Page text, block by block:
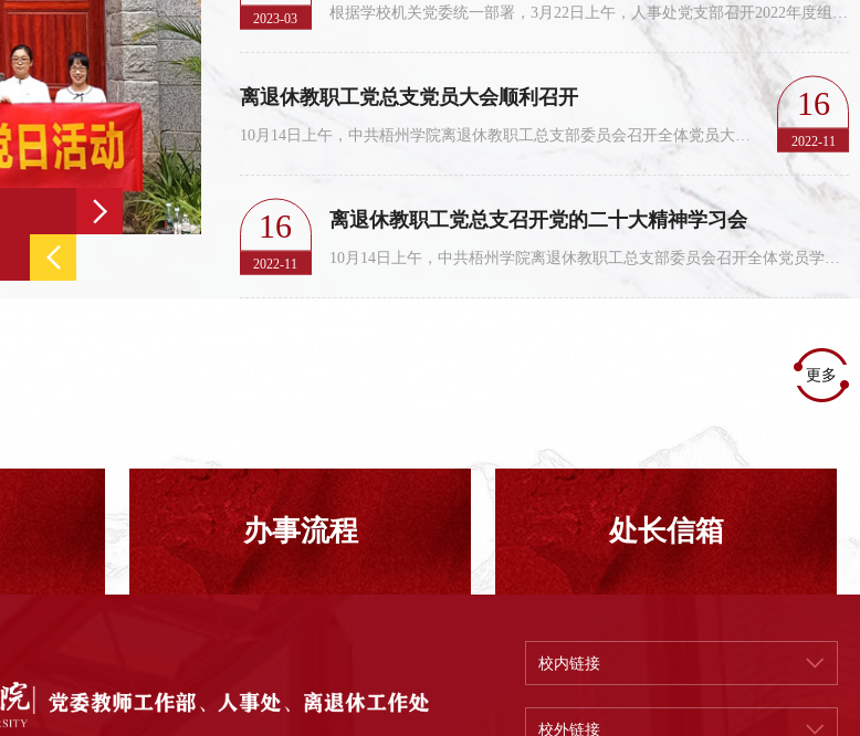
人事处党支部召开2022年度组织生活会和民主评议党员会议
2023-03 根据学校机关党委统一部署，3月22日上午，人事处党支部召开2022年度组织生活会，会议由人事处党支部书记...
16
2022-11
离退休教职工党总支党员大会顺利召开
10月14日上午，中共梧州学院离退休教职工总支部委员会召开全体党员大会，传达学习学校党委有关文件，选...
16
2022-11
离退休教职工党总支召开党的二十大精神学习会
10月14日上午，中共梧州学院离退休教职工总支部委员会召开全体党员学习会，学习贯彻党的二十大精神。学...
更多
办事流程 处长信箱
校内链接
校外链接